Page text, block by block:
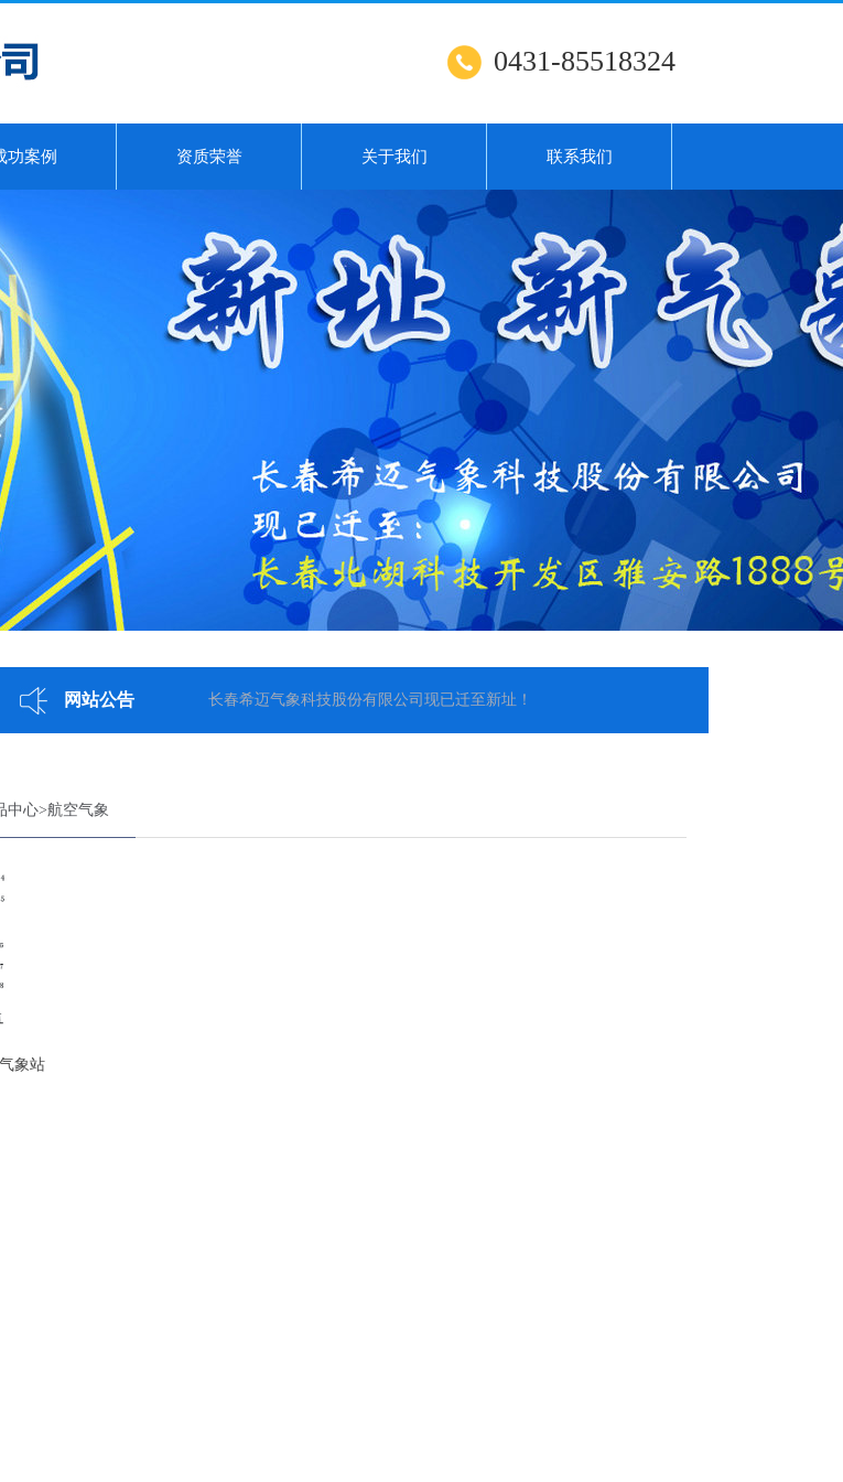
0431-85518324
功案例 资质荣誉 关于我们 联系我们
网站公告 长春希迈气象科技股份有限公司现已迁至新址！
中心>航空气象
象站